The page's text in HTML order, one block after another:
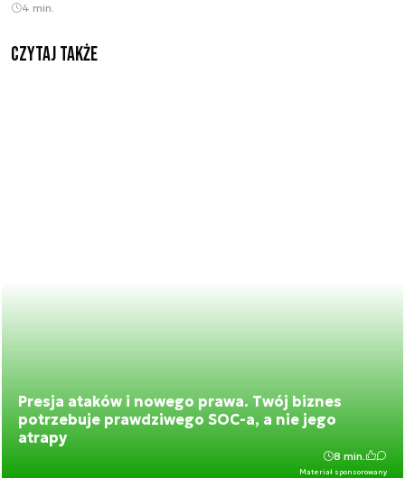
4 min.
Czytaj także
Presja ataków i nowego prawa. Twój biznes
potrzebuje prawdziwego SOC-a, a nie jego
atrapy
Materiał sponsorowany
8 min.